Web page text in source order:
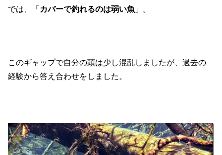
では、「カバーで釣れるのは弱い魚 」。
このギャップで自分の頭は少し混乱しましたが、過去の
経験から答え合わせをしました。